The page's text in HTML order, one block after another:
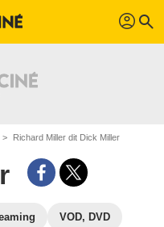
profil search
Richard Miller dit Dick Miller
VOD, DVD